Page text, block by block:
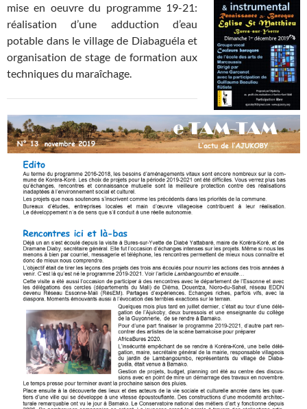
mise en oeuvre du programme 19-21:
réalisation d’une adduction d’eau
potable dans le village de Diabaguéla et
organisation de stage de formation aux
techniques du maraîchage.